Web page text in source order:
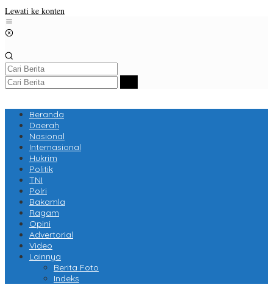
Lewati ke konten
Beranda
Daerah
Nasional
Internasional
Hukrim
Politik
TNI
Polri
Bakamla
Ragam
Opini
Advertorial
Video
Lainnya
Berita Foto
Indeks